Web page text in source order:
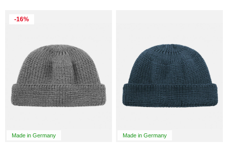
-16%
Made in Germany Made in Germany